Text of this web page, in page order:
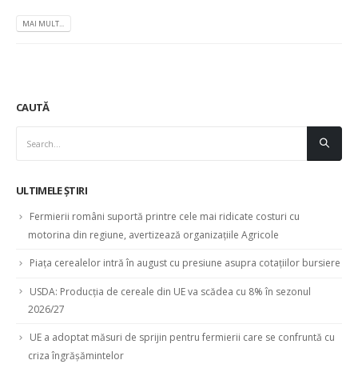
MAI MULT...
CAUTĂ
ULTIMELE ȘTIRI
Fermierii români suportă printre cele mai ridicate costuri cu
motorina din regiune, avertizează organizațiile Agricole
Piața cerealelor intră în august cu presiune asupra cotațiilor bursiere
USDA: Producția de cereale din UE va scădea cu 8% în sezonul
2026/27
UE a adoptat măsuri de sprijin pentru fermierii care se confruntă cu
criza îngrăşămintelor